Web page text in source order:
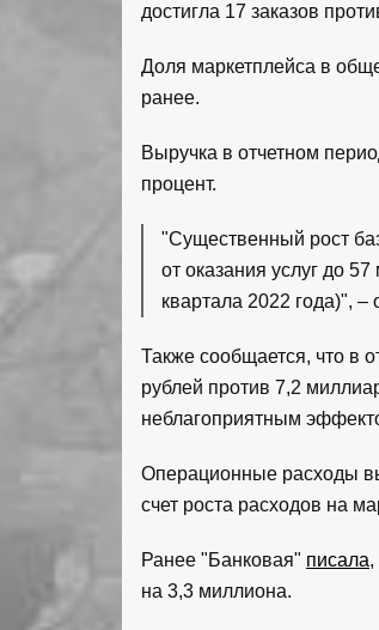
достигла 17 заказов
Доля маркетплейса в
ранее.
Выручка в отчетном
процент.
"Существенный рост
от оказания услуг до
квартала 2022 года)",
Также сообщается, что в
рублей против 7,2
неблагоприятным
Операционные расходы
счет роста расходов на
Ранее "Банковая" писала,
на 3,3 миллиона.